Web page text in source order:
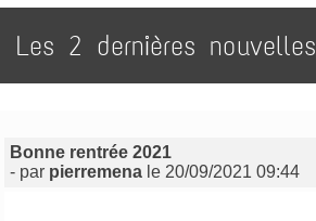
Les 2 dernières nouvelles
Bonne rentrée 2021
- par pierremena le 20/09/2021 09:44